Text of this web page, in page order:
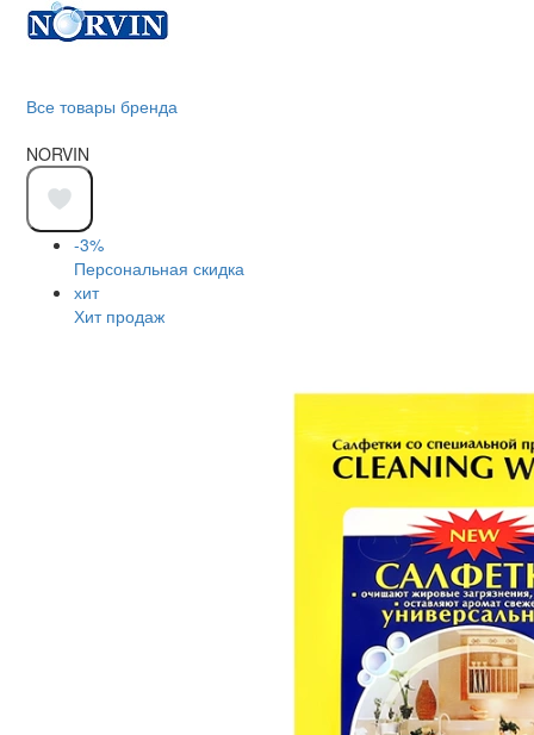
Все товары бренда
NORVIN
-3%
Персональная скидка
хит
Хит продаж